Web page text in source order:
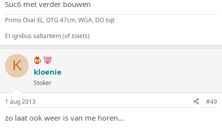
Suc6 met verder bouwen
Primo Oval XL, OTG 47cm, WGA, DO 6qt
Et ignibus saltantem (of zoiets)
K kloenie
Stoker
1 aug 2013 #49
zo laat ook weer is van me horen...